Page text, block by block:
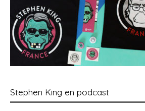
Stephen King en podcast